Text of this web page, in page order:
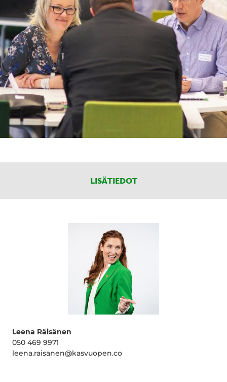
LISÄTIEDOT
Leena Räisänen
050 469 9971
leena.raisanen@kasvuopen.co